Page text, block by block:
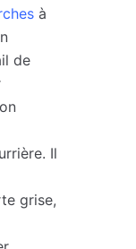
à
de
Il
grise,